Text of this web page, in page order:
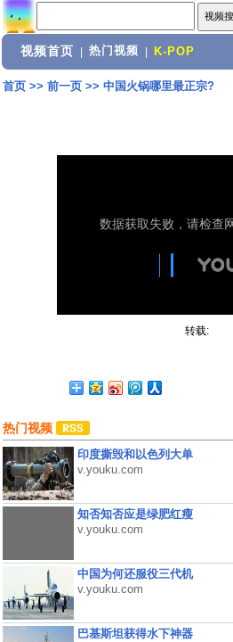
视频首页 热门视频 K-POP
首页>> 前一页>> 中国火锅哪里最正宗?
转载:
热门视频
印度撕毁和以色列大单
v.youku.com
知否知否应是绿肥红瘦
v.youku.com
中国为何还服役三代机
v.youku.com
巴基斯坦获得水下神器